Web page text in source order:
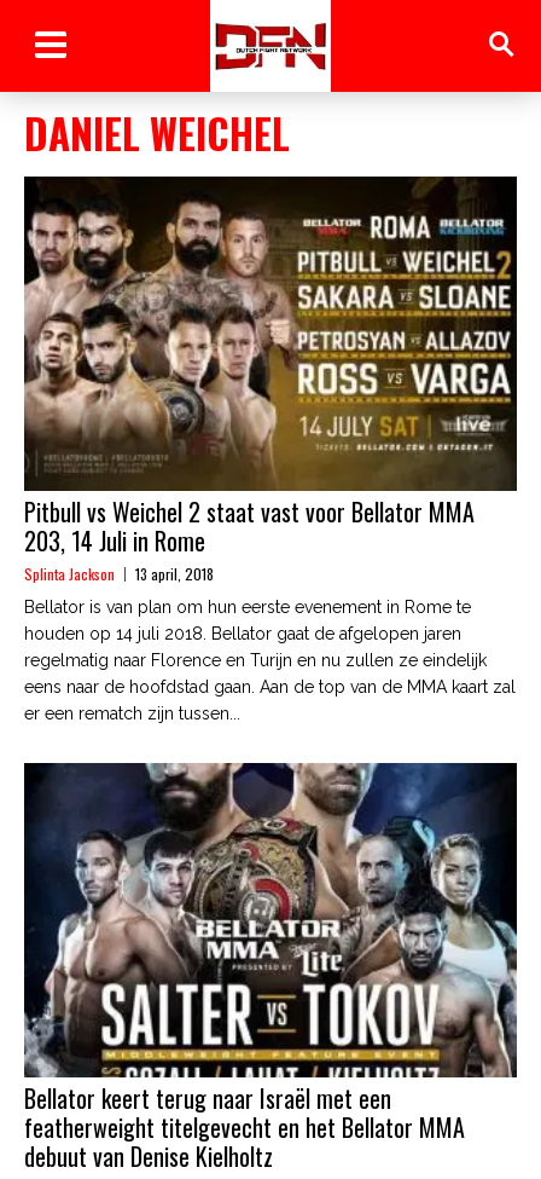
DANIEL WEICHEL
Pitbull vs Weichel 2 staat vast voor Bellator MMA
203, 14 Juli in Rome
Splinta Jackson 13 april, 2018
Bellator is van plan om hun eerste evenement in Rome te
houden op 14 juli 2018. Bellator gaat de afgelopen jaren
regelmatig naar Florence en Turijn en nu zullen ze eindelijk
eens naar de hoofdstad gaan. Aan de top van de MMA kaart zal
er een rematch zijn tussen...
Bellator keert terug naar Israël met een
featherweight titelgevecht en het Bellator MMA
debuut van Denise Kielholtz